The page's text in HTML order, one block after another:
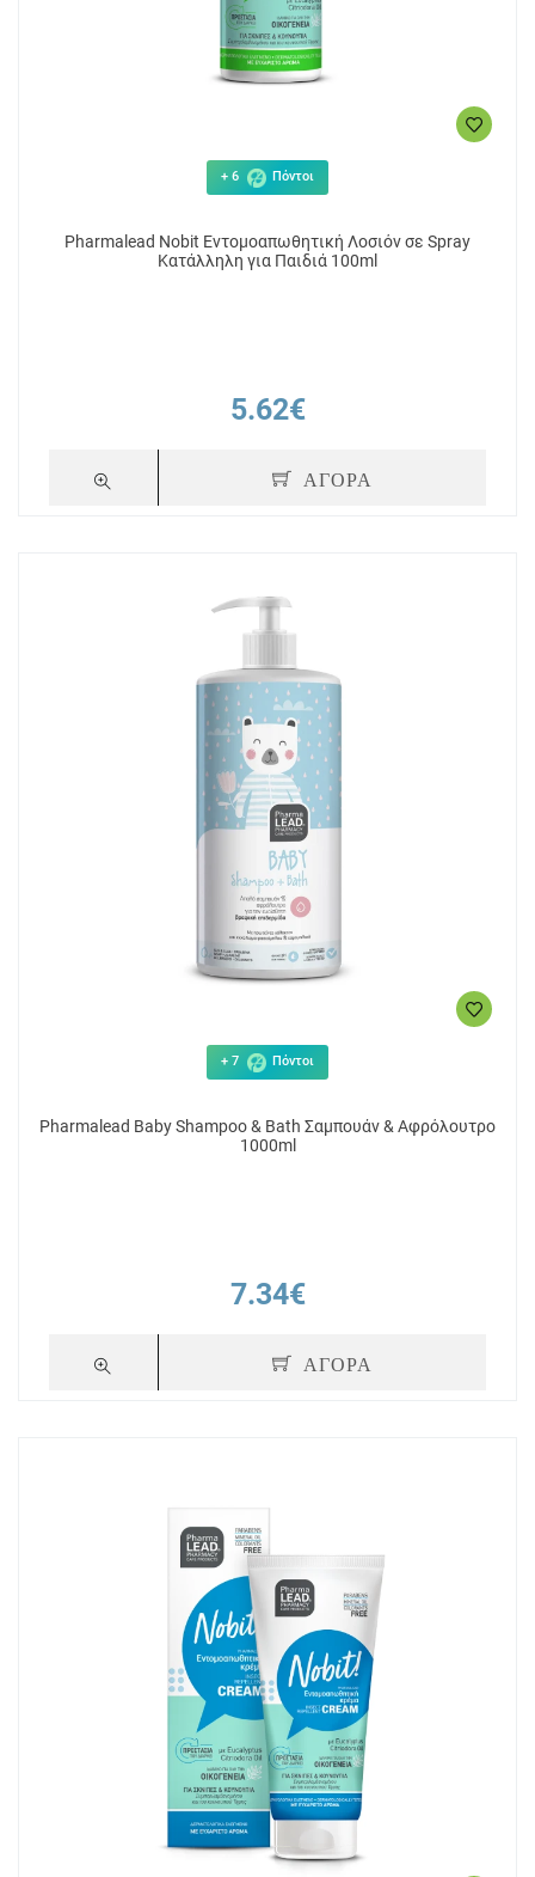
+ 6 Πόντοι
Pharmalead Nobit Εντομοαπωθητική Λοσιόν σε Spray
Κατάλληλη για Παιδιά 100ml
5.62€
ΑΓΟΡΑ
+ 7 Πόντοι
Pharmalead Baby Shampoo & Bath Σαμπουάν & Αφρόλουτρο
1000ml
7.34€
ΑΓΟΡΑ